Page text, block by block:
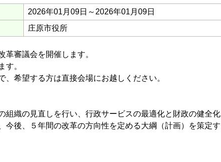
2026年01月09日～2026年01月09日
庄原市役所
革審議会を開催します。
す。
、希望する方は直接会場にお越しください。
織の見直しを行い、行政サービスの最適化と財政の健全化
後、５年間の改革の方向性を定める大綱（計画）を策定す